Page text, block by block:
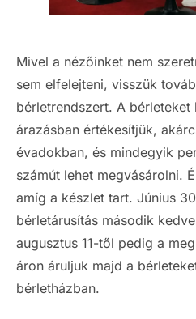
Mivel a nézőinket nem
sem elfelejteni, visszük
bérletrendszert. A bérleteket
árazásban értékesítjük,
évadokban, és mindegyik
számút lehet megvásárolni.
amíg a készlet tart. Június
bérletárusítás második
augusztus 11-től pedig a
áron áruljuk majd a
bérletházban.